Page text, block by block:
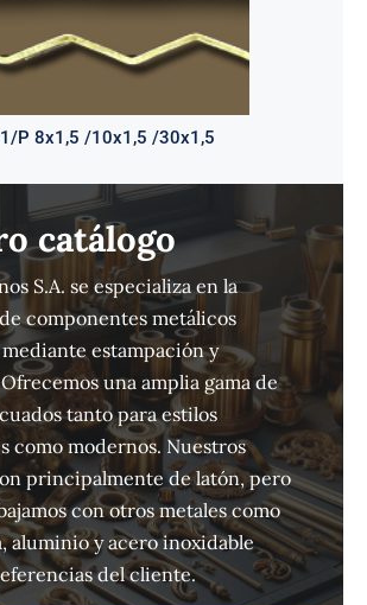
P 8x1,5 /10x1,5 /30x1,5
catálogo
S.A. se especializa en la
componentes metálicos
estampación y
una amplia gama de
tanto para estilos
como modernos. Nuestros
principalmente de latón, pero
con otros metales como
aluminio y acero inoxidable
del cliente.